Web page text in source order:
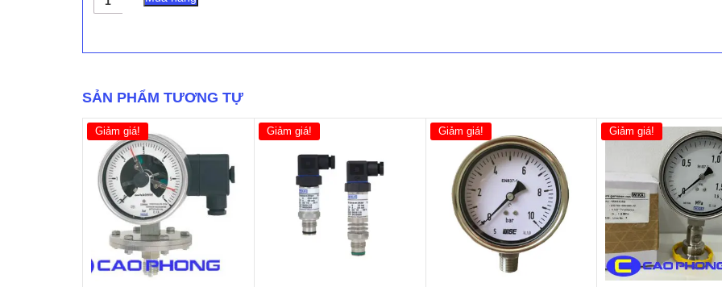
Suất
PG43SA-
số
lượng
SẢN PHẨM TƯƠNG TỰ
Giảm giá! Giảm giá! Giảm giá! Giảm giá!